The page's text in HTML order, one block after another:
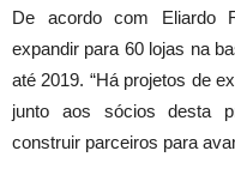
De acordo com Eliardo
expandir para 60 lojas na
até 2019. “Há projetos de
junto aos sócios desta
construir parceiros para